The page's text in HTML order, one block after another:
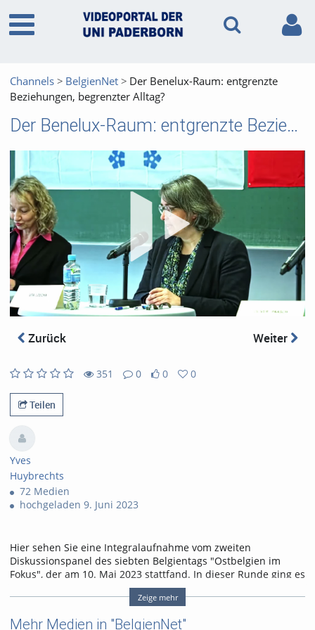
Channels BelgienNet
Der Benelux-Raum: entgrenzte
Beziehungen, begrenzter Alltag?
Der Benelux-Raum: entgrenzte Beziehungen, begrenzter Alltag?
Zurück Weiter
351
views
0
Kommentare
0
likes
0
favoritesTeilen
Yves
Huybrechts
72 Medien
hochgeladen 9. Juni 2023
Hier sehen Sie eine Integralaufnahme vom zweiten
Diskussionspanel des siebten Belgientags "Ostbelgien im
Fokus", der am 10. Mai 2023 stattfand. In dieser Runde ging es
um den BeNeLux-Raum und den grenzüberschreitenden
Alltag der Menschen, die z.B. von Ostbelgien, Flandern,
Zeige mehr
Mehr Medien in "BelgienNet"